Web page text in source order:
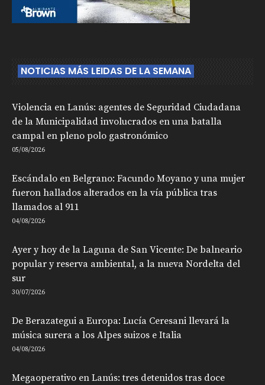
NOTICIAS MÁS LEIDAS DE LA SEMANA
Violencia en Lanús: agentes de Seguridad Ciudadana
de la Municipalidad involucrados en una batalla
campal en pleno polo gastronómico
05/08/2026
Escándalo en Belgrano: Facundo Moyano y una mujer
fueron hallados alterados en la vía pública tras
llamados al 911
04/08/2026
Ayer y hoy de la Laguna de San Vicente: De balneario
popular y reserva ambiental, a la nueva Nordelta del
sur
30/07/2026
De Berazategui a Europa: Lucía Ceresani llevará la
música surera a los Alpes suizos e Italia
04/08/2026
Megaoperativo en Lanús: tres detenidos tras doce